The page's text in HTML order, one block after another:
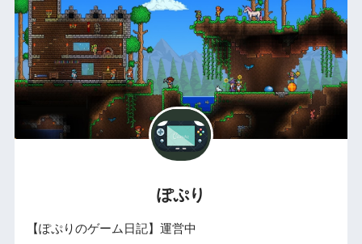
ぽぷり
【ぽぷりのゲーム日記】運営中